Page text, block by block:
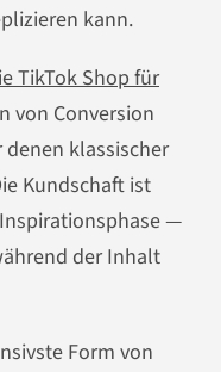
kann.
TikTok Shop für
von Conversion
denen klassischer
Kundschaft ist
—
der Inhalt
Form von